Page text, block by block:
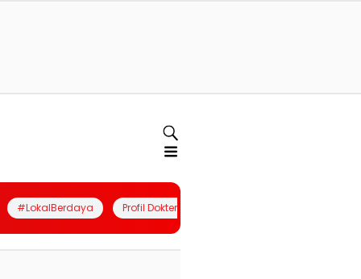
#LokalBerdaya Profil Dokter